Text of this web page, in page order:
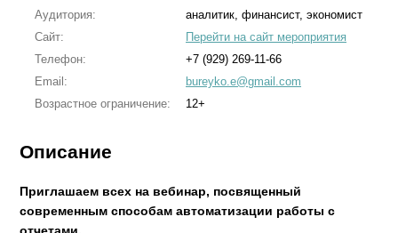
Аудитория:
аналитик, финансист, экономист
Сайт:
Перейти на сайт мероприятия
Телефон:
+7 (929) 269-11-66
Email:
bureyko.e@gmail.com
Возрастное ограничение:
12+
Описание
Приглашаем всех на вебинар, посвященный
современным способам автоматизации работы с